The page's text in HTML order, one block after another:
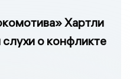
Хартли
о конфликте